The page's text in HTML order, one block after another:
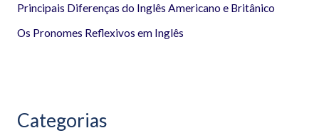
Principais Diferenças do Inglês Americano e Britânico
Os Pronomes Reflexivos em Inglês
Categorias